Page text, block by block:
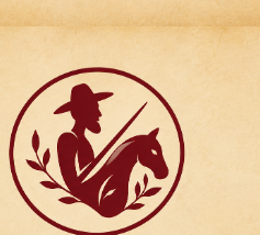
Regalo Torfer.